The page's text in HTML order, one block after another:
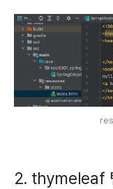
2. thymeleaf